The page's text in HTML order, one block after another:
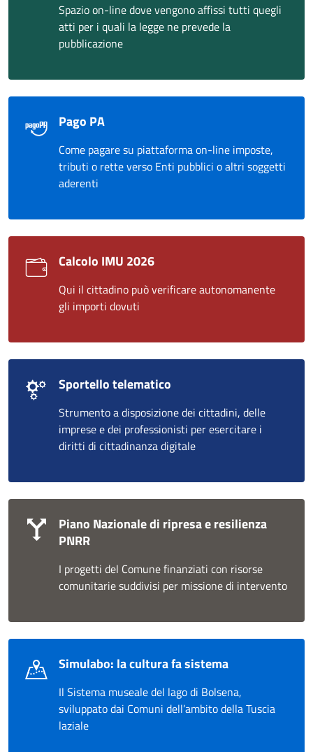
Spazio on-line dove vengono affissi tutti quegli
atti per i quali la legge ne prevede la
pubblicazione
Pago PA
Come pagare su piattaforma on-line imposte,
tributi o rette verso Enti pubblici o altri soggetti
aderenti
Calcolo IMU 2026
Qui il cittadino può verificare autonomanente
gli importi dovuti
Sportello telematico
Strumento a disposizione dei cittadini, delle
imprese e dei professionisti per esercitare i
diritti di cittadinanza digitale
Piano Nazionale di ripresa e resilienza
PNRR
I progetti del Comune finanziati con risorse
comunitarie suddivisi per missione di intervento
Simulabo: la cultura fa sistema
Il Sistema museale del lago di Bolsena,
sviluppato dai Comuni dell’ambito della Tuscia
laziale